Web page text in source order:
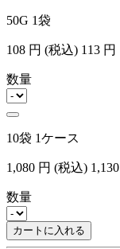
50G 1袋
108 円 (税込) 113 円
数量
10袋 1ケース
1,080 円 (税込) 1,130
数量
カートに入れる